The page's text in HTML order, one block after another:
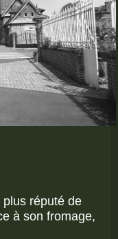
réputé de
à son fromage,